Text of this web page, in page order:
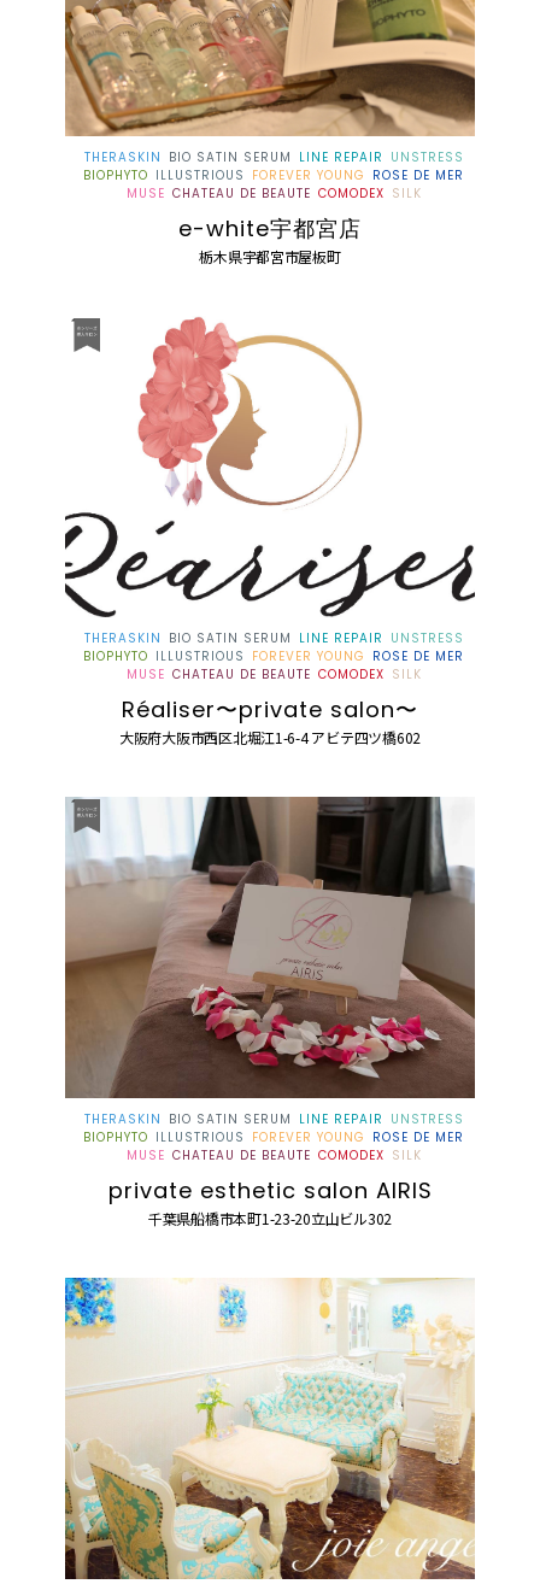
THERASKIN BIO SATIN SERUM LINE REPAIR UNSTRESS
BIOPHYTO ILLUSTRIOUS FOREVER YOUNG ROSE DE MER
MUSE CHATEAU DE BEAUTE COMODEX SILK
e-white宇都宮店
栃木県宇都宮市屋板町
THERASKIN BIO SATIN SERUM LINE REPAIR UNSTRESS
BIOPHYTO ILLUSTRIOUS FOREVER YOUNG ROSE DE MER
MUSE CHATEAU DE BEAUTE COMODEX SILK
Réaliser〜private salon〜
大阪府大阪市西区北堀江1-6-4 アビテ四ツ橋602
THERASKIN BIO SATIN SERUM LINE REPAIR UNSTRESS
BIOPHYTO ILLUSTRIOUS FOREVER YOUNG ROSE DE MER
MUSE CHATEAU DE BEAUTE COMODEX SILK
private esthetic salon AIRIS
千葉県船橋市本町1-23-20立山ビル302